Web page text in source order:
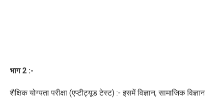
भाग 2 :-
शैक्षिक योग्यता परीक्षा (एप्टीट्यूड टेस्ट) :- इसमें विज्ञान,सामाजिक विज्ञान